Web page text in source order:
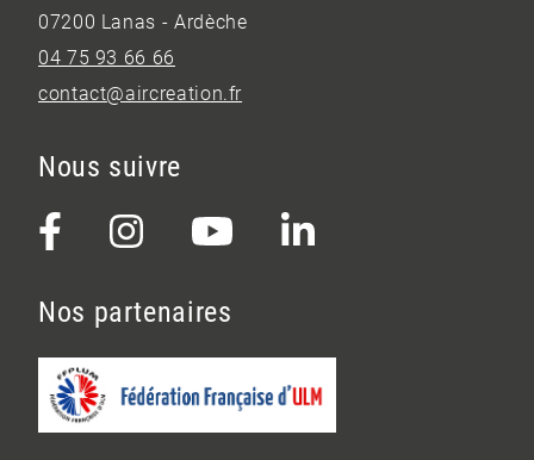
07200 Lanas - Ardèche
04 75 93 66 66
contact@aircreation.fr
Nous suivre
Nos partenaires